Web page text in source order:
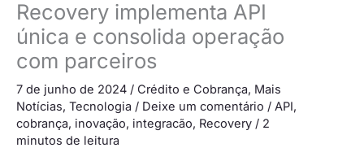
Recovery implementa API
única e consolida operação
com parceiros
7 de junho de 2024 / Crédito e Cobrança, Mais
Notícias, Tecnologia / Deixe um comentário / API,
cobrança, inovação, integracão, Recovery / 2
minutos de leitura